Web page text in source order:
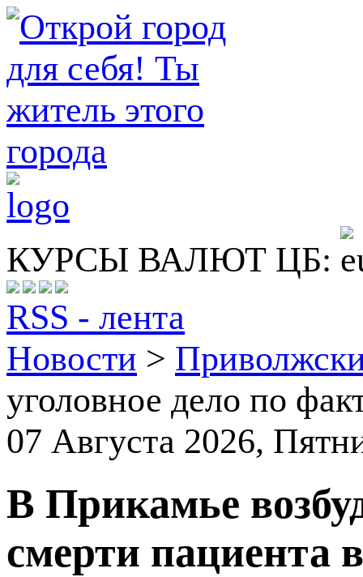
КУРСЫ ВАЛЮТ ЦБ:
RSS - лента
Новости >
уголовное дело по
07 Августа 2026,
В Прикамье
смерти пациента